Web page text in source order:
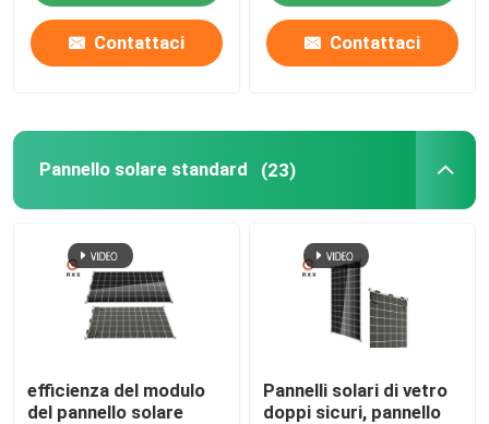
Sul sistema solare di griglia
Stazione di carico dell'automobile solare
Contattaci Contattaci
Pannello solare standard (23)
efficienza del modulo
del pannello solare
Pannelli solari di vetro
doppi sicuri, pannello